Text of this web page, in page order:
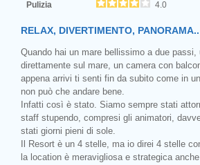
Pulizia
4.0
RELAX, DIVERTIMENTO, PANORAMA..
Quando hai un mare bellissimo a due
direttamente sul mare, un camera con
appena arrivi ti senti fin da subito come in
non può che andare bene.
Infatti così è stato. Siamo sempre stati
staff stupendo, compresi gli animatori,
stati giorni pieni di sole.
Il Resort è un 4 stelle, ma io direi 4 stelle
la location è meravigliosa e strategica